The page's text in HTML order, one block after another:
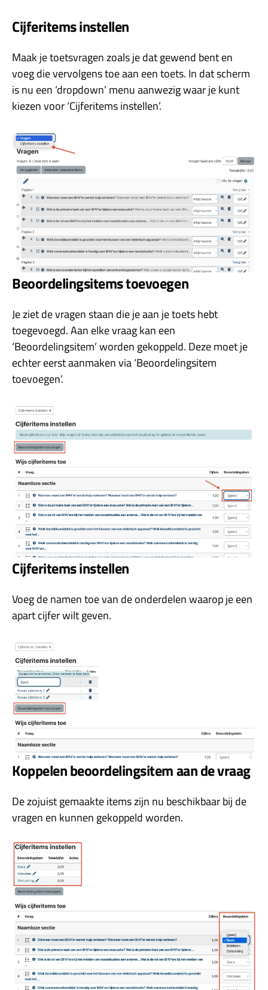
Cijferitems instellen
Maak je toetsvragen zoals je dat gewend bent en
voeg die vervolgens toe aan een toets. In dat scherm
is nu een ‘dropdown’ menu aanwezig waar je kunt
kiezen voor ‘Cijferitems instellen’.
Beoordelingsitems toevoegen
Je ziet de vragen staan die je aan je toets hebt
toegevoegd. Aan elke vraag kan een
‘Beoordelingsitem’ worden gekoppeld. Deze moet je
echter eerst aanmaken via ‘Beoordelingsitem
toevoegen’.
Cijferitems instellen
Voeg de namen toe van de onderdelen waarop je een
apart cijfer wilt geven.
Koppelen beoordelingsitem aan de vraag
De zojuist gemaakte items zijn nu beschikbaar bij de
vragen en kunnen gekoppeld worden.